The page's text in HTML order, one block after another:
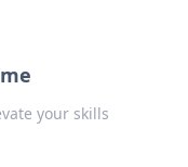
your skills